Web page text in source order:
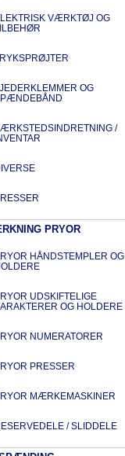
VÆRKTØJ OG
OG
/
PRYOR
HÅNDSTEMPLER OG
UDSKIFTELIGE
OG HOLDERE
NUMERATORER
PRESSER
MÆRKEMASKINER
/ SLIDDELE